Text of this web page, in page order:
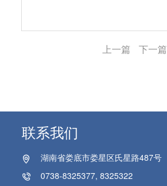
上一篇 下一篇
联系我们
湖南省娄底市娄星区氏星路487号
0738-8325377, 8325322